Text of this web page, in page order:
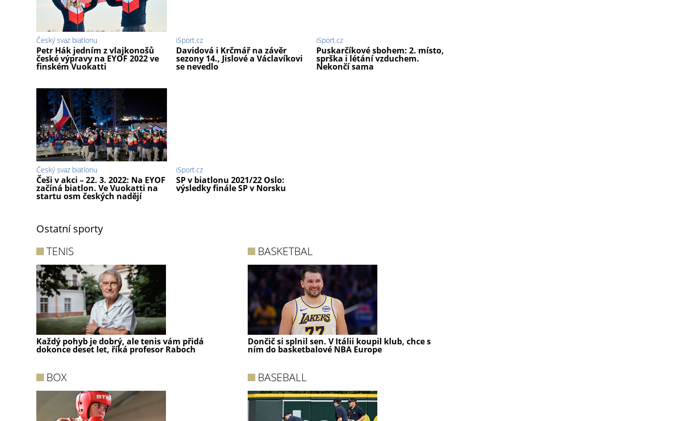
Český svaz biatlonu
Petr Hák jedním z vlajkonošů
české výpravy na EYOF 2022 ve
finském Vuokatti
iSport.cz
Davidová i Krčmář na závěr
sezony 14., Jislové a Václavíkovi
se nevedlo
iSport.cz
Puskarčíkové sbohem: 2. místo,
sprška i létání vzduchem.
Nekončí sama
Český svaz biatlonu
Češi v akci – 22. 3. 2022: Na EYOF
začíná biatlon. Ve Vuokatti na
startu osm českých nadějí
iSport.cz
SP v biatlonu 2021/22 Oslo:
výsledky finále SP v Norsku
Ostatní sporty
TENIS
Každý pohyb je dobrý, ale tenis vám přidá
dokonce deset let, říká profesor Raboch
BASKETBAL
Dončič si splnil sen. V Itálii koupil klub, chce s
ním do basketbalové NBA Europe
BOX BASEBALL